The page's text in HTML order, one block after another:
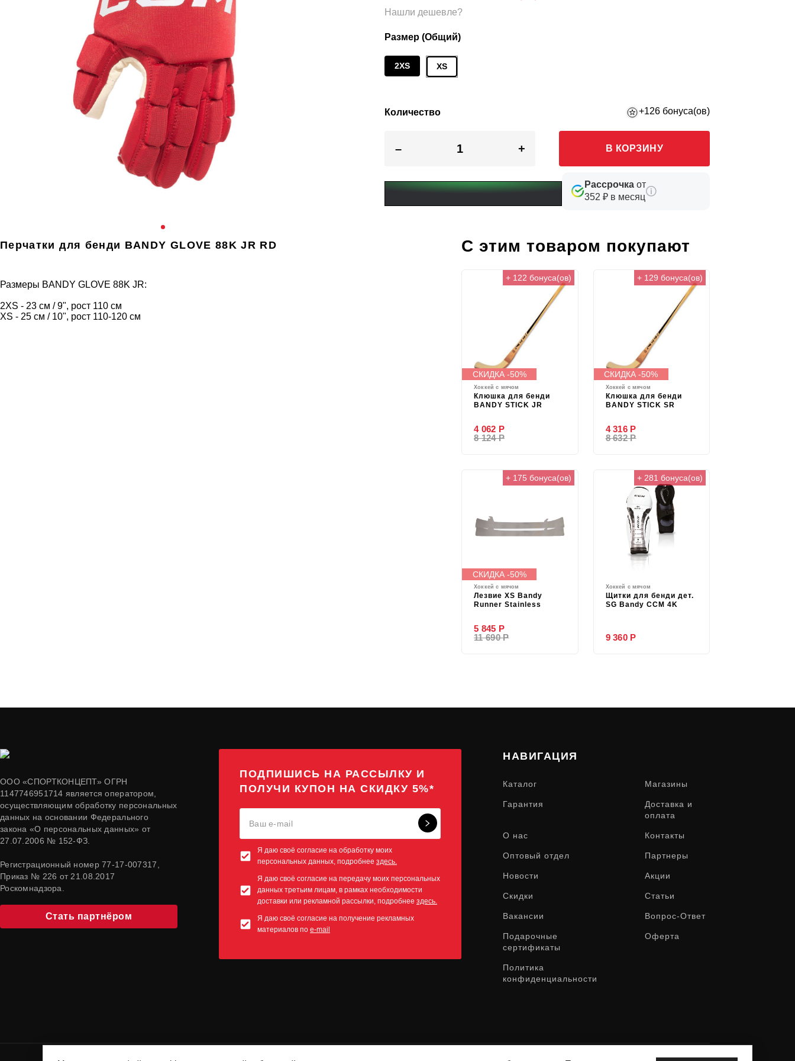
Нашли дешевле?
Размер (Общий)
2XS XS
Количество +126 бонуса(ов)
– + В КОРЗИНУ
Рассрочка от
352 ₽ в месяц
Перчатки для бенди BANDY GLOVE 88K JR RD
Размеры BANDY GLOVE 88K JR:
2XS - 23 см / 9", рост 110 см
XS - 25 см / 10", рост 110-120 см
С этим товаром покупают
СКИДКА -50%
+ 122 бонуса(ов)
Хоккей с мячом
Клюшка для бенди
BANDY STICK JR
4 062 Р
8 124 Р
СКИДКА -50%
+ 129 бонуса(ов)
Хоккей с мячом
Клюшка для бенди
BANDY STICK SR
4 316 Р
8 632 Р
СКИДКА -50%
+ 175 бонуса(ов)
Хоккей с мячом
Лезвие XS Bandy
Runner Stainless
5 845 Р
11 690 Р
+ 281 бонуса(ов)
Хоккей с мячом
Щитки для бенди дет.
SG Bandy CCM 4K
9 360 Р
ООО «СПОРТКОНЦЕПТ» ОГРН
1147746951714 является оператором,
осуществляющим обработку персональных
данных на основании Федерального
закона «О персональных данных» от
27.07.2006 № 152-ФЗ.
Регистрационный номер 77-17-007317,
Приказ № 226 от 21.08.2017
Роскомнадзора.
Стать партнёром
ПОДПИШИСЬ НА РАССЫЛКУ И
ПОЛУЧИ КУПОН НА СКИДКУ 5%*
Я даю своё согласие на обработку моих
персональных данных, подробнее здесь.
Я даю своё согласие на передачу моих персональных
данных третьим лицам, в рамках необходимости
доставки или рекламной рассылки, подробнее здесь.
Я даю своё согласие на получение рекламных
материалов по e-mail
НАВИГАЦИЯ
Каталог Магазины
Гарантия
Доставка и
оплата
О нас Контакты
Оптовый отдел Партнеры
Новости Акции
Скидки Статьи
Вакансии Вопрос-Ответ
Подарочные
сертификаты
Оферта
Политика
конфиденциальности